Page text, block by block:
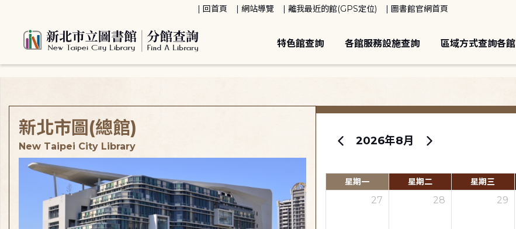
回首頁 網站導覽 離我最近的館(GPS定位) 圖書館官網首頁
特色館查詢 各館服務設施查詢 區域方式查詢各館
2026年8月
星期一 星期二 星期三
27 28 29
新北市圖(總館)
New Taipei City Library